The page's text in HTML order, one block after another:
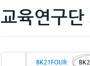
교육연구단
BK21FOUR